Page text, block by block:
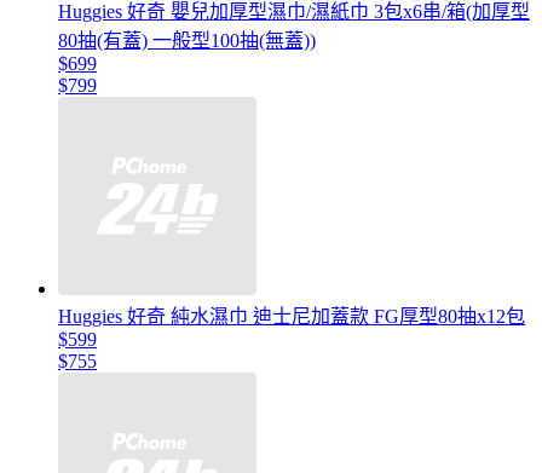
Huggies 好奇 嬰兒加厚型濕巾/濕紙巾 3包x6串/箱(加厚型
80抽(有蓋) 一般型100抽(無蓋))
$699
$799
Huggies 好奇 純水濕巾 迪士尼加蓋款 FG厚型80抽x12包
$599
$755